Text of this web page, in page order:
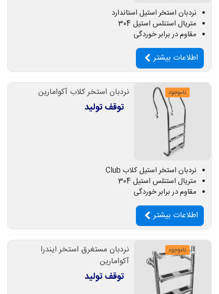
نردبان استخر استیل استاندارد
متریال استنلس استیل 304
مقاوم در برابر خوردگی
اطلاعات بیشتر
ناموجود نردبان استخر کلاب آکوامارین
توقف تولید
نردبان استخر استیل کلاب Club
متریال استنلس استیل 304
مقاوم در برابر خوردگی
اطلاعات بیشتر
ناموجود
نردبان مستغرق استخر ایندرا
آکوامارین
توقف تولید